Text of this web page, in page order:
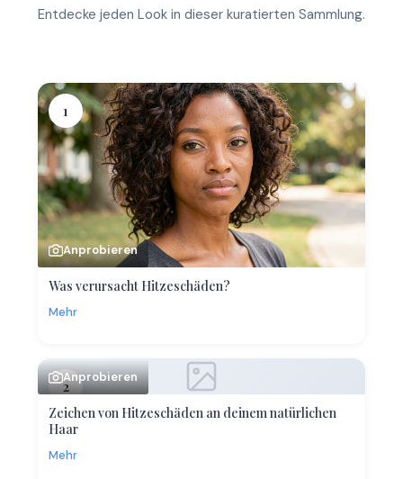
Entdecke jeden Look in dieser kuratierten Sammlung.
1
Anprobieren
Was verursacht Hitzeschäden?
Mehr
2
Anprobieren
Zeichen von Hitzeschäden an deinem natürlichen
Haar
Mehr